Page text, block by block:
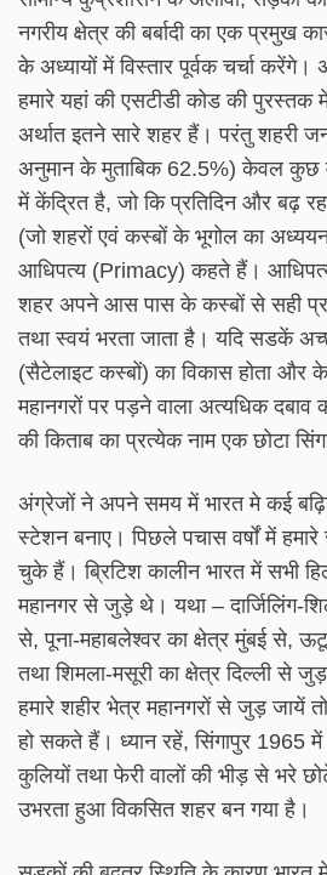
नगरीय क्षेत्र की बर्बादी का एक प्रमुख
के अध्यायों में विस्तार पूर्वक चर्चा
हमारे यहां की एसटीडी कोड की
अर्थात इतने सारे शहर हैं। परंतु शहरी
अनुमान के मुताबिक 62.5%) केवल कुछ
में केंद्रित है, जो कि प्रतिदिन और बढ़
(जो शहरों एवं कस्बों के भूगोल का
आधिपत्य (Primacy) कहते हैं।
शहर अपने आस पास के कस्बों से सही
तथा स्वयं भरता जाता है। यदि सडकें
(सैटेलाइट कस्बों) का विकास होता
महानगरों पर पड़ने वाला अत्यधिक दबाव
की किताब का प्रत्येक नाम एक छोटा
अंग्रेजों ने अपने समय में भारत मे कई
स्टेशन बनाए। पिछले पचास वर्षों में हमारे
चुके हैं। ब्रिटिश कालीन भारत में सभी
महानगर से जुड़े थे। यथा – दार्जिलिंग-
से, पूना-महाबलेश्वर का क्षेत्र मुंबई से,
तथा शिमला-मसूरी का क्षेत्र दिल्ली से
हमारे शहीर भेत्र महानगरों से जुड़ जायें
हो सकते हैं। ध्यान रहें, सिंगापुर 1965
कुलियों तथा फेरी वालों की भीड़ से भरे
उभरता हुआ विकसित शहर बन गया है।